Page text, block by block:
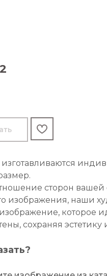
изготавливаются
сторон вашей
изображения, наши
которое
сохраняя эстетику